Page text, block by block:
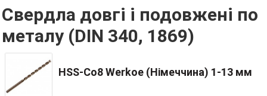
Свердла довгі і подовжені по
металу (DIN 340, 1869)
HSS-Co8 Werkoe (Німеччина) 1‑13 мм